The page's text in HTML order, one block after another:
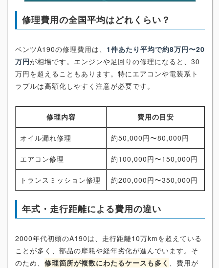
修理費用の全国平均はどれくらい？
ベンツA190の修理費用は、 1件あたり平均で約8万円〜20
万円が相場です。エンジンや足回りの修理になると、30
万円を超えることもあります。特にエアコンや電装系ト
ラブルは高額化しやすく注意が必要です。
修理内容 費用の目安
オイル漏れ修理 約50,000円〜80,000円
エアコン修理 約100,000円〜150,000円
トランスミッション修理 約200,000円〜350,000円
年式・走行距離による費用の違い
2000年代初頭のA190は、走行距離10万kmを超えている
ことが多く、部品の摩耗や経年劣化が進んでいます。そ
のため、 修理箇所が複数にわたるケースも多く
、費用が